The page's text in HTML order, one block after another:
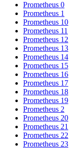
Prometheus 0
Prometheus 1
Prometheus 10
Prometheus 11
Prometheus 12
Prometheus 13
Prometheus 14
Prometheus 15
Prometheus 16
Prometheus 17
Prometheus 18
Prometheus 19
Prometheus 2
Prometheus 20
Prometheus 21
Prometheus 22
Prometheus 23